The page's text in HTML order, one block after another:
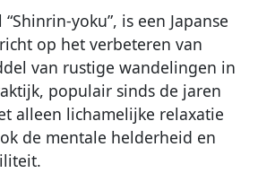
yoku”, is een Japanse
op het verbeteren van
van rustige wandelingen in
populair sinds de jaren
alleen lichamelijke relaxatie
de mentale helderheid en